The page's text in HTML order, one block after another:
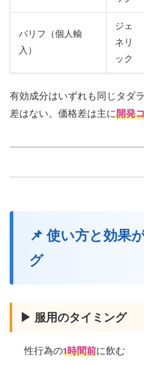
バリフ（個人輸
入）
ジェ
ネリ
ック
有効成分はいずれも同じタダ
差はない。価格差は主に開発
📌 使い方と効果
グ
▶ 服用のタイミング
性行為の1時間前に飲む